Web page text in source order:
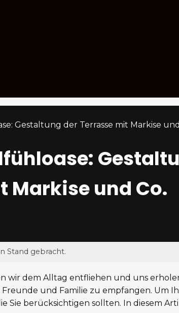
Gestaltung der Terrasse mit Markise
Markise und Co.
Stand gebracht.
dem Alltag entfliehen und uns
und Familie zu empfangen. Um
Sie berücksichtigen sollten. In diesem